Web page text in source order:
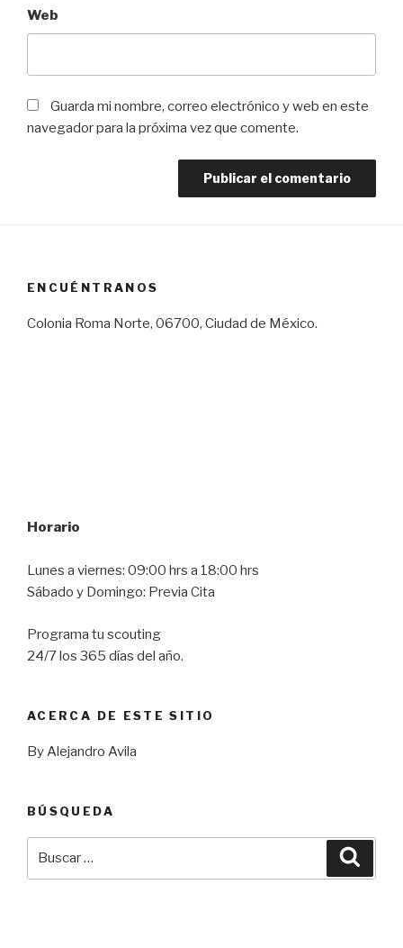
Web
Guarda mi nombre, correo electrónico y web en este
navegador para la próxima vez que comente.
ENCUÉNTRANOS
Colonia Roma Norte, 06700, Ciudad de México.
Horario
Lunes a viernes: 09:00 hrs a 18:00 hrs
Sábado y Domingo: Previa Cita
Programa tu scouting
24/7 los 365 días del año.
ACERCA DE ESTE SITIO
By Alejandro Avila
BÚSQUEDA